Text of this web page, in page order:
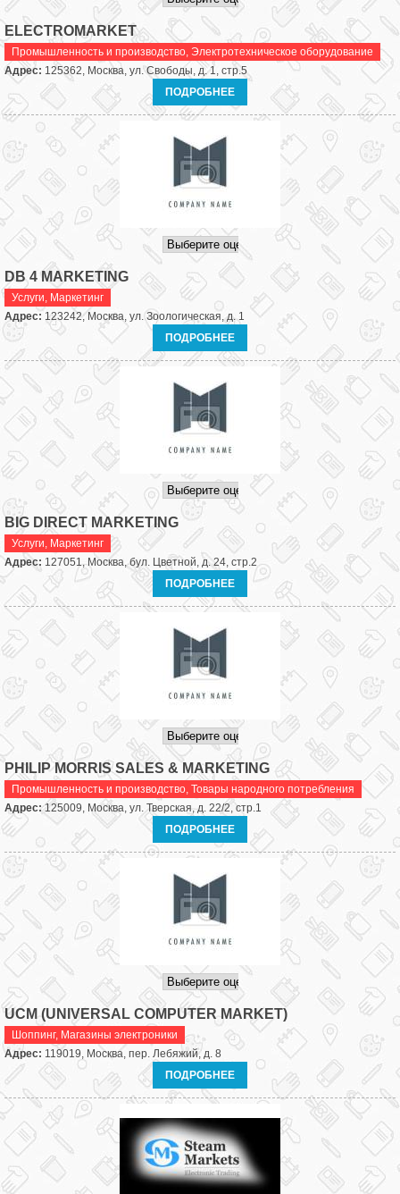
ELECTROMARKET
Промышленность и производство, Электротехническое оборудование
Адрес: 125362, Москва, ул. Свободы, д. 1, стр.5
ПОДРОБНЕЕ
DB 4 MARKETING
Услуги, Маркетинг
Адрес: 123242, Москва, ул. Зоологическая, д. 1
ПОДРОБНЕЕ
BIG DIRECT MARKETING
Услуги, Маркетинг
Адрес: 127051, Москва, бул. Цветной, д. 24, стр.2
ПОДРОБНЕЕ
PHILIP MORRIS SALES & MARKETING
Промышленность и производство, Товары народного потребления
Адрес:125009, Москва, ул. Тверская, д. 22/2, стр.1
ПОДРОБНЕЕ
UCM (UNIVERSAL COMPUTER MARKET)
Шоппинг, Магазины электроники
Адрес: 119019, Москва, пер. Лебяжий, д. 8
ПОДРОБНЕЕ